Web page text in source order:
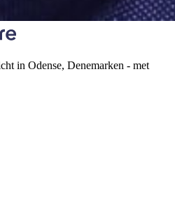
in Odense, Denemarken - met